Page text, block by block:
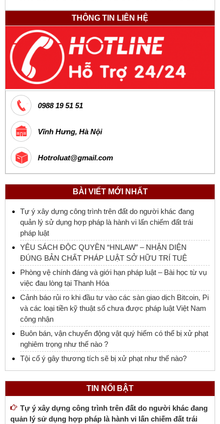
THÔNG TIN LIÊN HỆ
0988 19 51 51
Vĩnh Hưng, Hà Nội
Hotroluat@gmail.com
BÀI VIẾT MỚI NHẤT
Tự ý xây dựng công trình trên đất do người khác đang
quản lý sử dụng hợp pháp là hành vi lấn chiếm đất trái
pháp luật
YÊU SÁCH ĐỘC QUYỀN “HNLAW” – NHẬN DIỆN
ĐÚNG BẢN CHẤT PHÁP LUẬT SỞ HỮU TRÍ TUỆ
Phòng vệ chính đáng và giới hạn pháp luật – Bài học từ vụ
việc đau lòng tại Thanh Hóa
Cảnh báo rủi ro khi đầu tư vào các sàn giao dịch Bitcoin, Pi
và các loại tiền kỹ thuật số chưa được pháp luật Việt Nam
công nhận
Buôn bán, vận chuyển động vật quý hiếm có thể bị xử phạt
nghiêm trọng như thế nào ?
Tội cố ý gây thương tích sẽ bị xử phạt như thế nào?
TIN NỔI BẬT
Tự ý xây dựng công trình trên đất do người khác đang
quản lý sử dụng hợp pháp là hành vi lấn chiếm đất trái